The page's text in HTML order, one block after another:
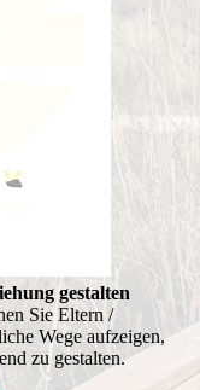
gestalten
Sie Eltern /
Wege aufzeigen,
zu gestalten.